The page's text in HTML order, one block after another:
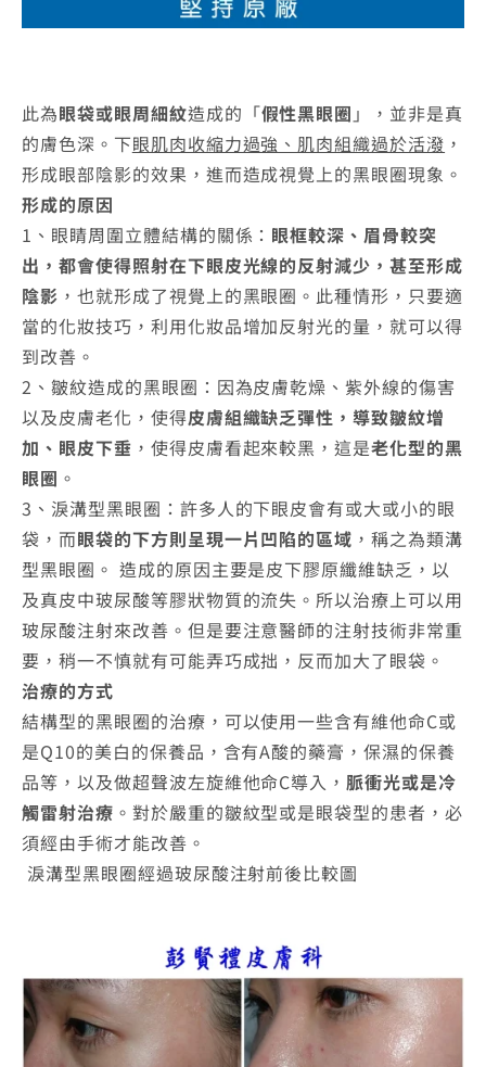
此為眼袋或眼周細紋造成的「假性黑眼圈 」，並非是真
的膚色深。下眼肌肉收縮力過強、肌肉組織過於活潑 ，
形成眼部陰影的效果，進而造成視覺上的黑眼圈現象。
形成的原因
1、眼睛周圍立體結構的關係： 眼框較深、眉骨較突
出，都會使得照射在下眼皮光線的反射減少，甚至形成
陰影 ，也就形成了視覺上的黑眼圈。此種情形，只要適
當的化妝技巧，利用化妝品增加反射光的量，就可以得
到改善。
2、皺紋造成的黑眼圈：因為皮膚乾燥、紫外線的傷害
以及皮膚老化，使得皮膚組織缺乏彈性，導致皺紋增
加、眼皮下垂 ，使得皮膚看起來較黑，這是老化型的黑
眼圈 。
3、淚溝型黑眼圈：許多人的下眼皮會有或大或小的眼
袋，而眼袋的下方則呈現一片凹陷的區域 ，稱之為類溝
型黑眼圈。 造成的原因主要是皮下膠原纖維缺乏，以
及真皮中玻尿酸等膠狀物質的流失。所以治療上可以用
玻尿酸注射來改善。但是要注意醫師的注射技術非常重
要，稍一不慎就有可能弄巧成拙，反而加大了眼袋。
治療的方式
結構型的黑眼圈的治療，可以使用一些含有維他命C或
是Q10的美白的保養品，含有A酸的藥膏，保濕的保養
品等，以及做超聲波左旋維他命C導入，脈衝光或是冷
觸雷射治療 。對於嚴重的皺紋型或是眼袋型的患者，必
須經由手術才能改善。
淚溝型黑眼圈經過玻尿酸注射前後比較圖